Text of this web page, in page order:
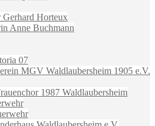
Gerhard Horteux
Anne Buchmann
07
MGV Waldlaubersheim 1905 e.V.
1987 Waldlaubersheim